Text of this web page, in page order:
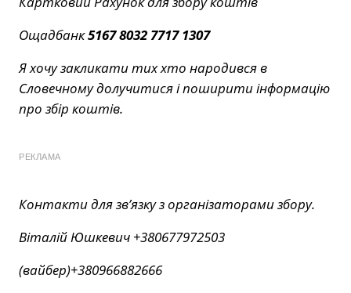
Ощадбанк5167 8032 7717 1307
Я хочу закликати тих хто народився в
Словечному долучитися і поширити інформацію
про збір коштів.
РЕКЛАМА
Контакти для зв’язку з організаторами збору.
Віталій Юшкевич +380677972503
(вайбер)+380966882666